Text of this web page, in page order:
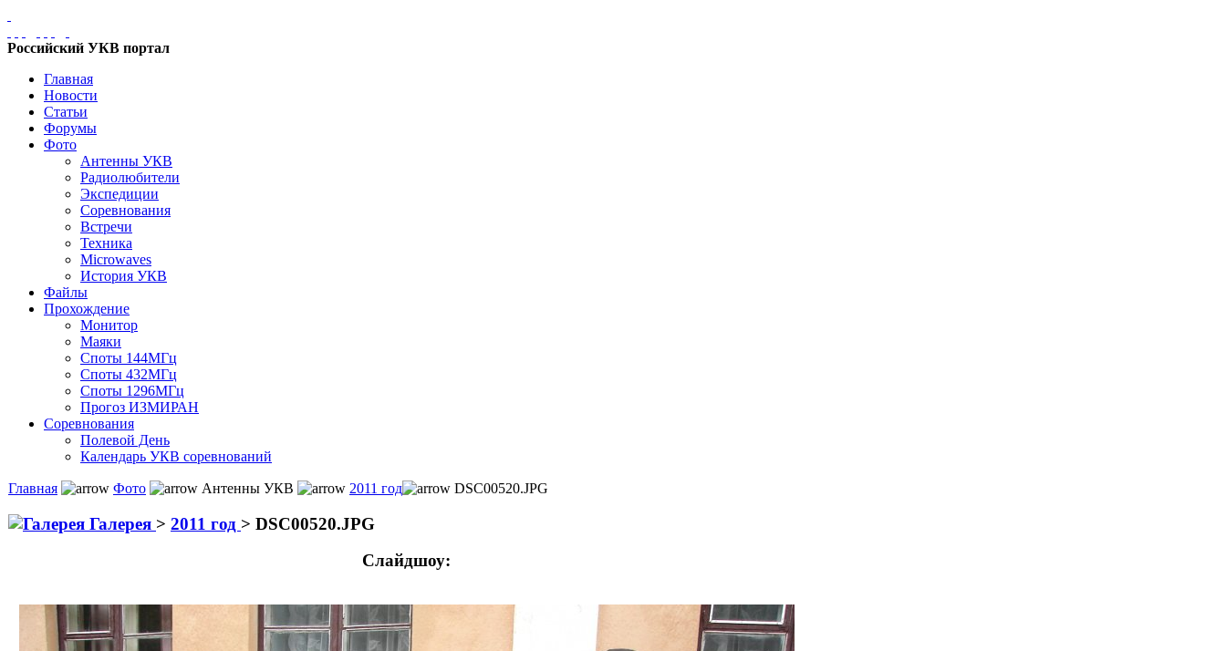
Российский УКВ портал
Главная
Новости
Статьи
Форумы
Фото
Антенны УКВ
Радиолюбители
Экспедиции
Соревнования
Встречи
Техника
Microwaves
История УКВ
Файлы
Прохождение
Монитор
Маяки
Споты 144МГц
Споты 432МГц
Споты 1296МГц
Прогоз ИЗМИРАН
Соревнования
Полевой День
Календарь УКВ соревнований
Главная Фото Антенны УКВ 2011 год DSC00520.JPG
Галерея > 2011 год > DSC00520.JPG
Слайдшоу: